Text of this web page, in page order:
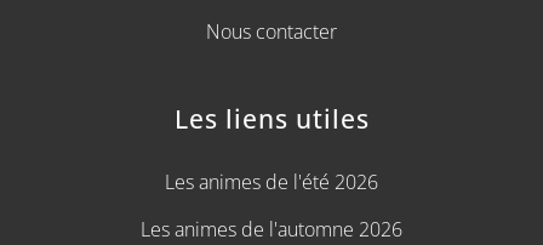
Nous contacter
Les liens utiles
Les animes de l'été 2026
Les animes de l'automne 2026